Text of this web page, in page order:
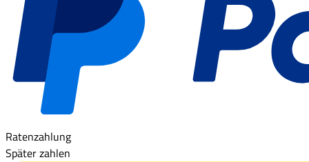
Ratenzahlung
Später zahlen